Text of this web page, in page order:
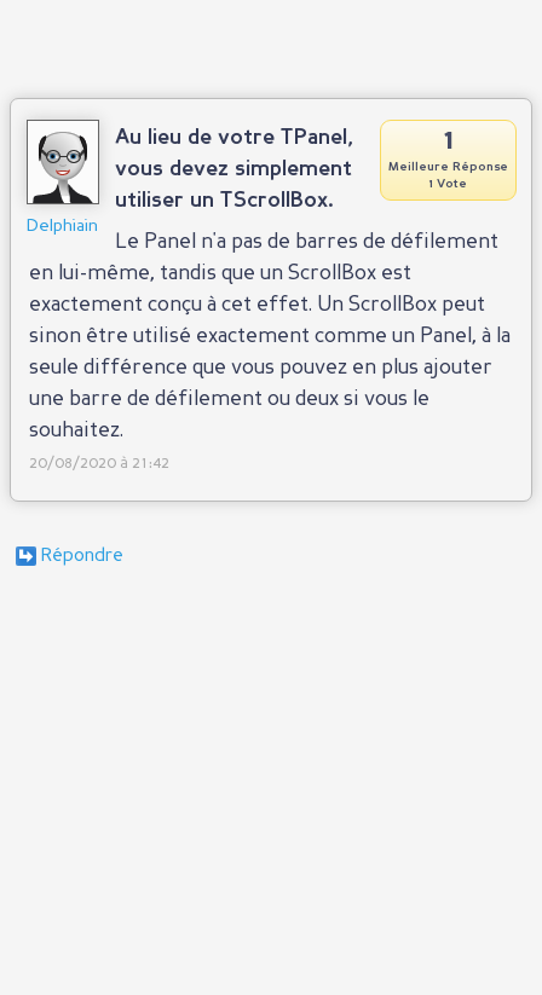
Delphiain
1
Meilleure Réponse
1 Vote
Au lieu de votre TPanel,
vous devez simplement
utiliser un TScrollBox.
Le Panel n'a pas de barres de défilement
en lui-même, tandis que un ScrollBox est
exactement conçu à cet effet. Un ScrollBox peut
sinon être utilisé exactement comme un Panel, à la
seule différence que vous pouvez en plus ajouter
une barre de défilement ou deux si vous le
souhaitez.
20/08/2020 à 21:42